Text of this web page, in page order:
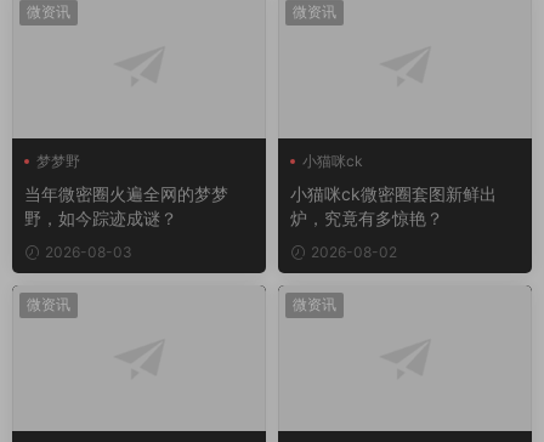
微资讯
梦梦野
当年微密圈火遍全网的梦梦
野，如今踪迹成谜？
2026-08-03
微资讯
小猫咪ck
小猫咪ck微密圈套图新鲜出
炉，究竟有多惊艳？
2026-08-02
微资讯 微资讯